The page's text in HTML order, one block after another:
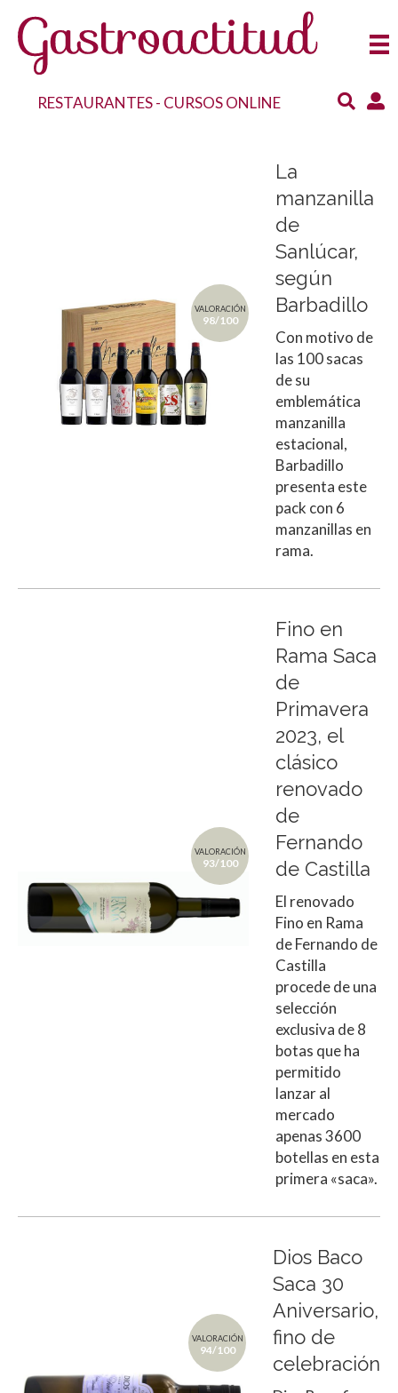
RESTAURANTES- CURSOS ONLINE
VALORACIÓN
98/100
La
manzanilla
de
Sanlúcar,
según
Barbadillo
Con motivo de
las 100 sacas
de su
emblemática
manzanilla
estacional,
Barbadillo
presenta este
pack con 6
manzanillas en
rama.
VALORACIÓN
93/100
Fino en
Rama Saca
de
Primavera
2023, el
clásico
renovado
de
Fernando
de Castilla
El renovado
Fino en Rama
de Fernando de
Castilla
procede de una
selección
exclusiva de 8
botas que ha
permitido
lanzar al
mercado
apenas 3600
botellas en esta
primera «saca».
VALORACIÓN
94/100
Dios Baco
Saca 30
Aniversario,
fino de
celebración